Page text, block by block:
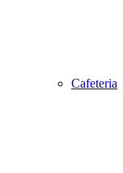
Cafeteria